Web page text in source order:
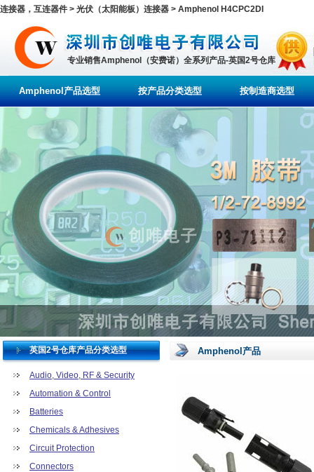
连接器，互连器件 > 光伏（太阳能板）连接器 > Amphenol H4CPC2DI
专业销售Amphenol（安费诺）全系列产品-英国2号仓库
Amphenol产品选型 按产品分类选型 按制造商选型
英国2号仓库产品分类选型
Audio, Video, RF & Security
Automation & Control
Batteries
Chemicals & Adhesives
Circuit Protection
Connectors
Amphenol产品